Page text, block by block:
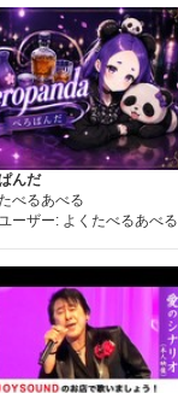
んだ
べるあべる
ーザー: よくたべるあべる